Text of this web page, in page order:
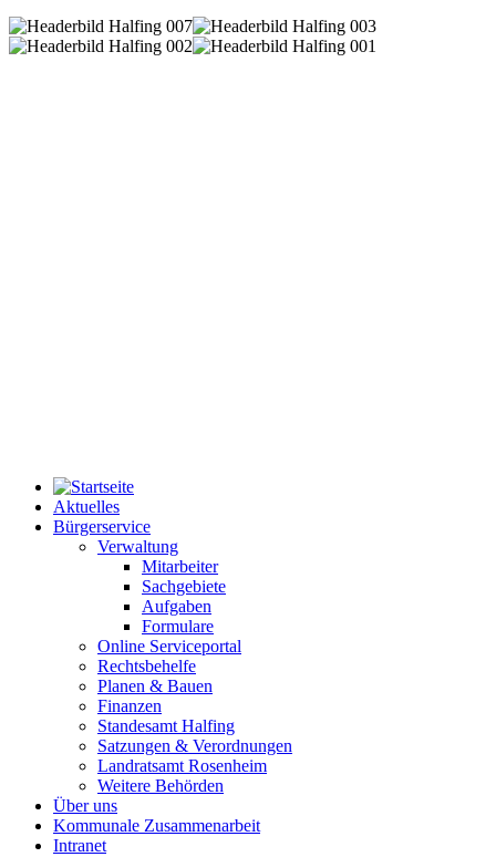
Aktuelles
Bürgerservice
Verwaltung
Mitarbeiter
Sachgebiete
Aufgaben
Formulare
Online Serviceportal
Rechtsbehelfe
Planen & Bauen
Finanzen
Standesamt Halfing
Satzungen & Verordnungen
Landratsamt Rosenheim
Weitere Behörden
Über uns
Kommunale Zusammenarbeit
Intranet